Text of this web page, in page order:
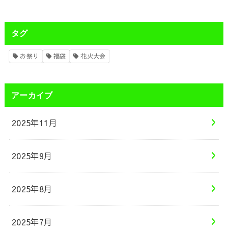
タグ
お祭り 福袋 花火大会
アーカイブ
2025年11月
2025年9月
2025年8月
2025年7月